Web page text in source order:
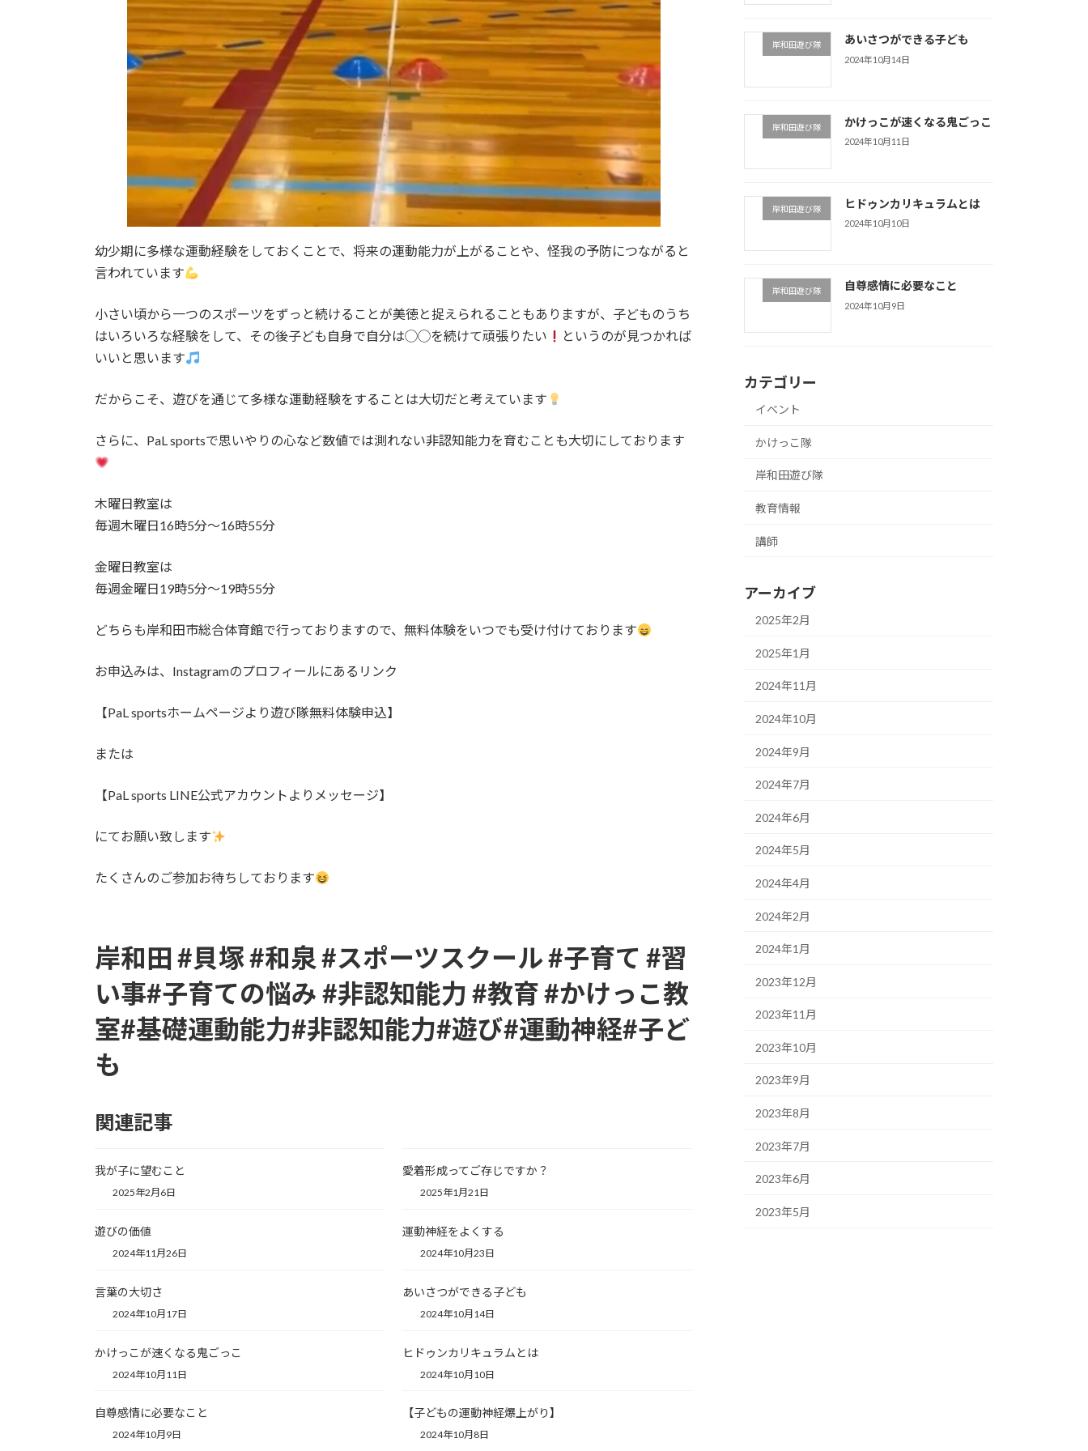
幼少期に多様な運動経験をしておくことで、将来の運動能力が上がることや、怪我の予防につながると
言われています
小さい頃から一つのスポーツをずっと続けることが美徳と捉えられることもありますが、子どものうち
はいろいろな経験をして、その後子ども自身で自分は◯◯を続けて頑張りたい
というのが見つかれば
いいと思います
だからこそ、遊びを通じて多様な運動経験をすることは大切だと考えています
さらに、PaL sportsで思いやりの心など数値では測れない非認知能力を育むことも大切にしております
木曜日教室は
毎週木曜日16時5分〜16時55分
金曜日教室は
毎週金曜日19時5分〜19時55分
どちらも岸和田市総合体育館で行っておりますので、無料体験をいつでも受け付けております
お申込みは、Instagramのプロフィールにあるリンク
【PaL sportsホームページより遊び隊無料体験申込】
または
【PaL sports LINE公式アカウントよりメッセージ】
にてお願い致します
たくさんのご参加お待ちしております
岸和田 #貝塚 #和泉 #スポーツスクール #子育て #習
い事#子育ての悩み #非認知能力 #教育 #かけっこ教
室#基礎運動能力#非認知能力#遊び#運動神経#子ど
も
関連記事
我が子に望むこと
2025年2月6日
愛着形成ってご存じですか？
2025年1月21日
遊びの価値
2024年11月26日
運動神経をよくする
2024年10月23日
言葉の大切さ
2024年10月17日
あいさつができる子ども
2024年10月14日
かけっこが速くなる鬼ごっこ
2024年10月11日
ヒドゥンカリキュラムとは
2024年10月10日
自尊感情に必要なこと
2024年10月9日
【子どもの運動神経爆上がり】
2024年10月8日
岸和田遊び隊 あいさつができる子ども
2024年10月14日
岸和田遊び隊 かけっこが速くなる鬼ごっこ
2024年10月11日
岸和田遊び隊 ヒドゥンカリキュラムとは
2024年10月10日
岸和田遊び隊 自尊感情に必要なこと
2024年10月9日
カテゴリー
イベント
かけっこ隊
岸和田遊び隊
教育情報
講師
アーカイブ
2025年2月
2025年1月
2024年11月
2024年10月
2024年9月
2024年7月
2024年6月
2024年5月
2024年4月
2024年2月
2024年1月
2023年12月
2023年11月
2023年10月
2023年9月
2023年8月
2023年7月
2023年6月
2023年5月